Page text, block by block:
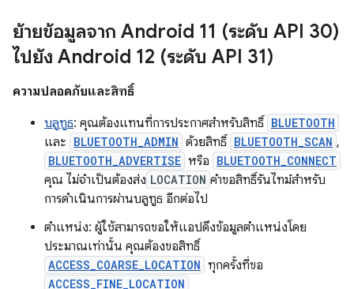
ย้ายข้อมูลจาก Android 11 (ระดับ API 30)
ไปยัง Android 12 (ระดับ API 31)
ความปลอดภัยและสิทธิ์
บลูทูธ: คุณต้องแทนที่การประกาศสำหรับสิทธิ์ BLUETOOTH
และ BLUETOOTH_ADMIN ด้วยสิทธิ์ BLUETOOTH_SCAN ,
BLUETOOTH_ADVERTISE หรือ BLUETOOTH_CONNECT
คุณ ไม่จำเป็นต้องส่ง LOCATION คำขอสิทธิ์รันไทม์สำหรับ
การดำเนินการผ่านบลูทูธ อีกต่อไป
ตำแหน่ง: ผู้ใช้สามารถขอให้แอปดึงข้อมูลตำแหน่งโดย
ประมาณเท่านั้น คุณต้องขอสิทธิ์
ACCESS_COARSE_LOCATION ทุกครั้งที่ขอ
ACCESS_FINE_LOCATION